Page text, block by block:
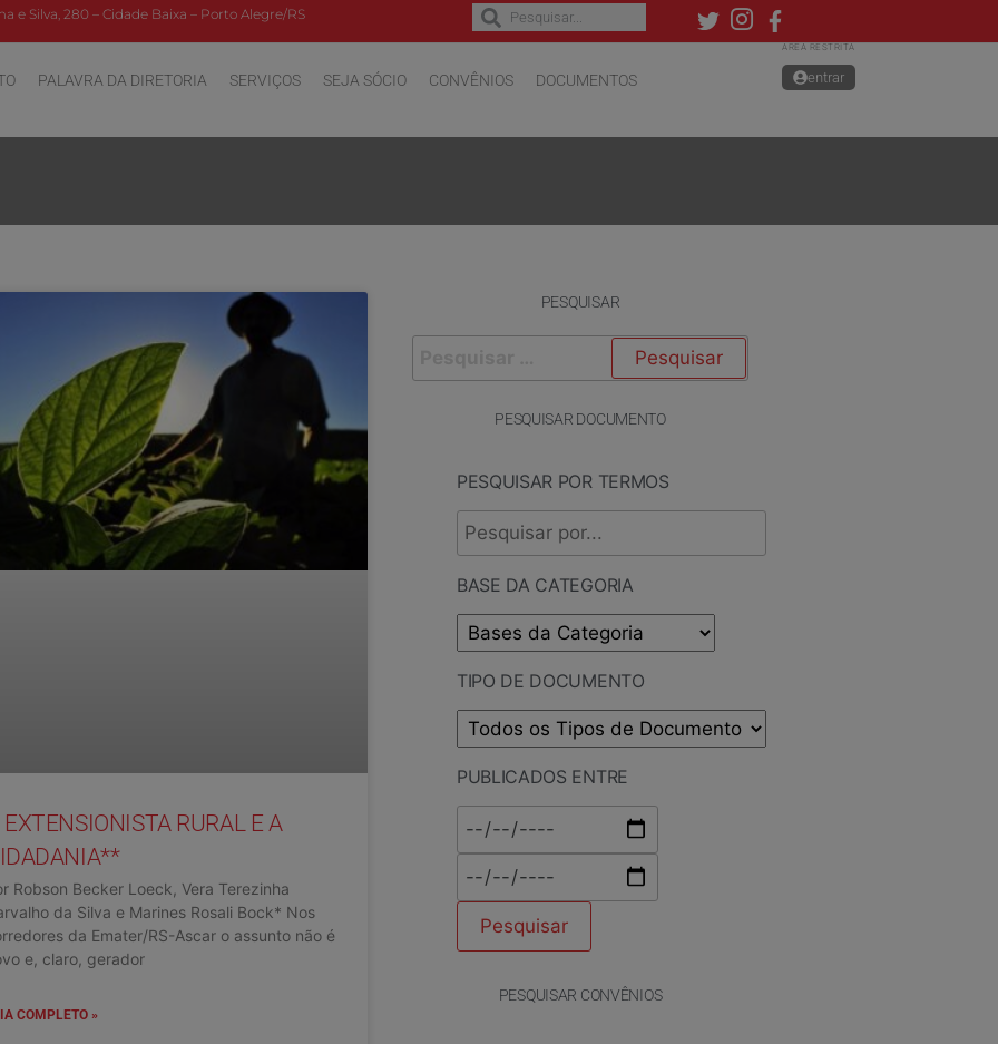
e Silva, 280 – Cidade Baixa – Porto Alegre/RS
PALAVRA DA DIRETORIA SERVIÇOS SEJA SÓCIO CONVÊNIOS DOCUMENTOS
ÁREA RESTRITA
entrar
EXTENSIONISTA RURAL E A
Robson Becker Loeck, Vera Terezinha
da Silva e Marines Rosali Bock* Nos
da Emater/RS-Ascar o assunto não é
e, claro, gerador
COMPLETO »
PESQUISAR
PESQUISAR DOCUMENTO
PESQUISAR POR TERMOS
BASE DA CATEGORIA
TIPO DE DOCUMENTO
PUBLICADOS ENTRE
PESQUISAR CONVÊNIOS